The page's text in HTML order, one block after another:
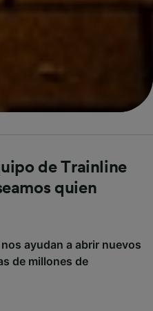
de Trainline
quien
ayudan a abrir nuevos
de millones de